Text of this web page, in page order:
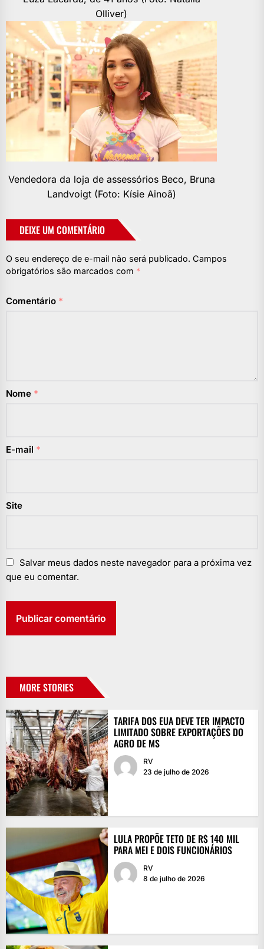
Olliver)
Vendedora da loja de assessórios Beco, Bruna
Landvoigt (Foto: Kísie Ainoã)
DEIXE UM COMENTÁRIO
O seu endereço de e-mail não será publicado. Campos
obrigatórios são marcados com *
Comentário *
Nome *
E-mail *
Site
Salvar meus dados neste navegador para a próxima vez
que eu comentar.
MORE STORIES
TARIFA DOS EUA DEVE TER IMPACTO
LIMITADO SOBRE EXPORTAÇÕES DO
AGRO DE MS
RV
23 de julho de 2026
LULA PROPÕE TETO DE R$ 140 MIL
PARA MEI E DOIS FUNCIONÁRIOS
RV
8 de julho de 2026